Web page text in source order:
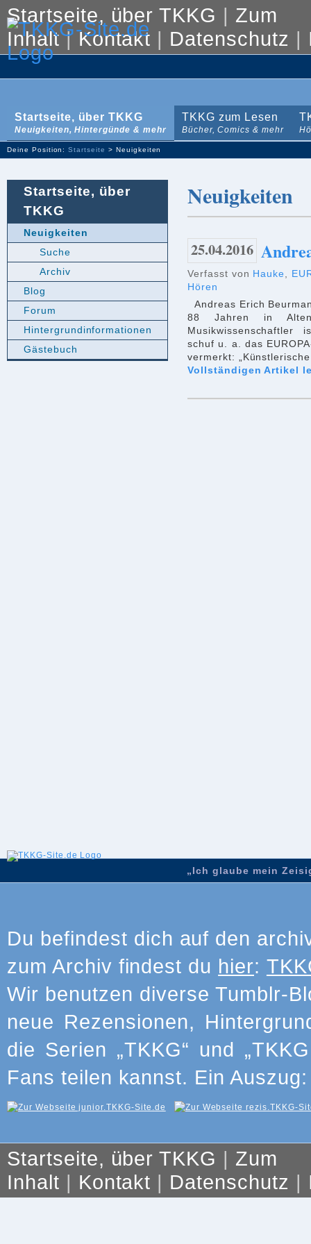
Startseite, über TKKG | Zum
Inhalt|Kontakt | Datenschutz |
Startseite, über TKKG
Neuigkeiten, Hintergünde & mehr
TKKG zum Lesen
Bücher, Comics & mehr
Deine Position:Startseite > Neuigkeiten
Neuigkeiten
25.04.2016
Verfasst von Hauke
Hören
Andreas Erich
88 Jahren in
Musikwissenschaftler
schuf u. a. das
vermerkt:
Vollständigen Artikel
Startseite, über
TKKG
Neuigkeiten
Suche
Archiv
Blog
Forum
Hintergrundinformationen
Gästebuch
„Ich glaube mein
Du befindest dich auf den
zum Archiv findest du hier:
Wir benutzen diverse Tumblr-
neue Rezensionen,
die Serien „TKKG“ und
Fans teilen kannst. Ein Auszug:
Startseite, über TKKG | Zum
Inhalt | Kontakt | Datenschutz |